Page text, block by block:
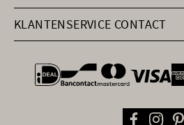
KLANTENSERVICE CONTACT
general.paymentOptions